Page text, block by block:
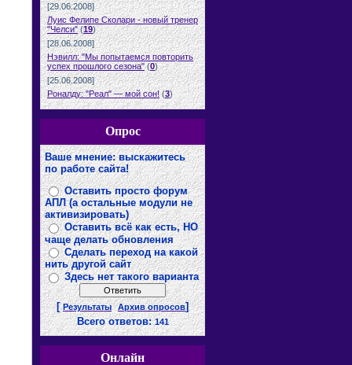
[29.06.2008]
Луис Фелипе Сколари - новый тренер
"Челси" (19)
[28.06.2008]
Нэвилл: "Мы попытаемся повторить
успех прошлого сезона" (0)
[25.06.2008]
Роналду: "Реал" — мой сон! (3)
Опрос
Ваше мнение: выскажитесь
по работе сайта!
Оставить просто форум
АПЛ (а остальные модули не
активизировать)
Оставить всё как есть, НО
чаще делать обновления
Сделать переход на какой
нить другой сайт
Здесь нет такого варианта
[Результаты Архив опросов]
Всего ответов: 141
Онлайн